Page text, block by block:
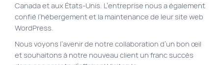
Canada et aux États-Unis. L’entreprise nous a également
confié l’hébergement et la maintenance de leur site web
WordPress.
Nous voyons l’avenir de notre collaboration d’un bon œil
et souhaitons à notre nouveau client un franc succès